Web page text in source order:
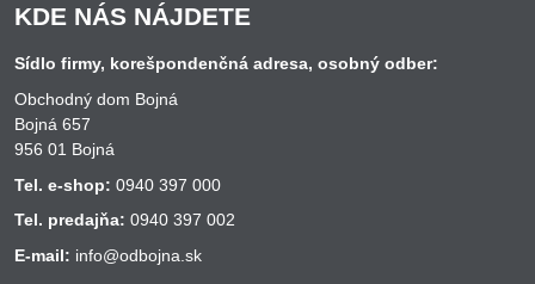
KDE NÁS NÁJDETE
Sídlo firmy, korešpondenčná adresa, osobný odber:
Obchodný dom Bojná
Bojná 657
956 01 Bojná
Tel. e-shop: 0940 397 000
Tel. predajňa: 0940 397 002
E-mail: info@odbojna.sk